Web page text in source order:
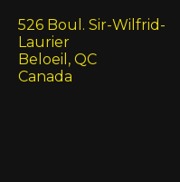
526 Boul. Sir-Wilfrid-
Laurier
Beloeil, QC
Canada